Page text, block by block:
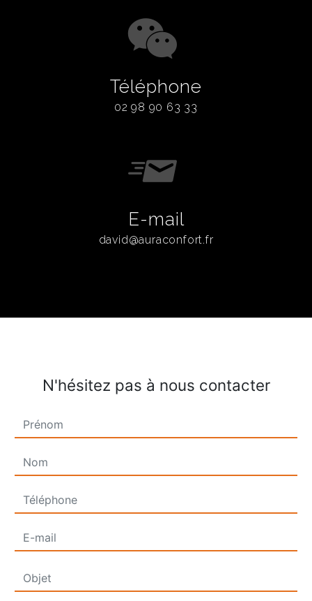
Téléphone
02 98 90 63 33
E-mail
david@auraconfort.fr
N'hésitez pas à nous contacter